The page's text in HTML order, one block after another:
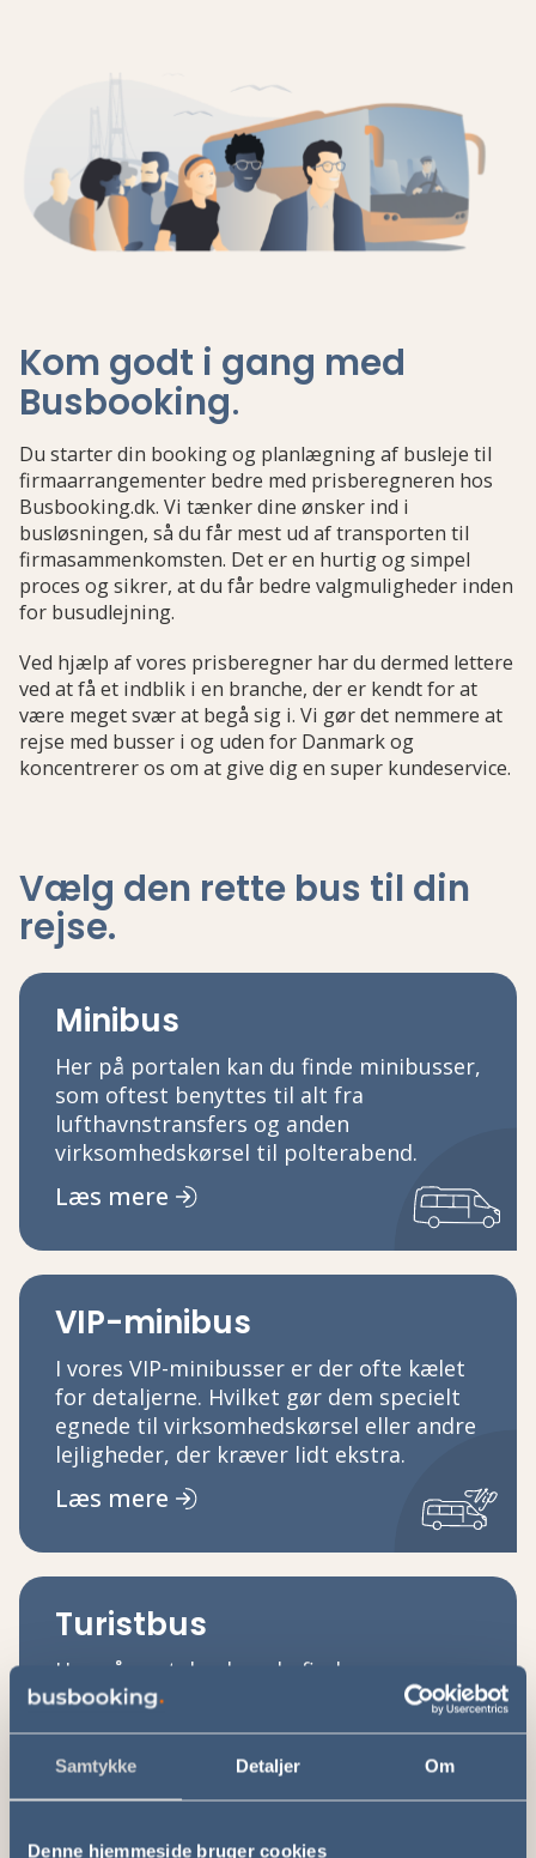
Samtykke Detaljer Om
Denne hjemmeside bruger cookies
Kom godt i gang med
Busbooking.
Du starter din booking og planlægning af busleje til
firmaarrangementer bedre med prisberegneren hos
Busbooking.dk. Vi tænker dine ønsker ind i
busløsningen, så du får mest ud af transporten til
firmasammenkomsten. Det er en hurtig og simpel
proces og sikrer, at du får bedre valgmuligheder inden
for busudlejning.
Ved hjælp af vores prisberegner har du dermed lettere
ved at få et indblik i en branche, der er kendt for at
være meget svær at begå sig i. Vi gør det nemmere at
rejse med busser i og uden for Danmark og
koncentrerer os om at give dig en super kundeservice.
Vælg den rette bus til din
rejse.
Minibus
Her på portalen kan du finde minibusser,
som oftest benyttes til alt fra
lufthavnstransfers og anden
virksomhedskørsel til polterabend.
Læs mere
VIP-minibus
I vores VIP-minibusser er der ofte kælet
for detaljerne. Hvilket gør dem specielt
egnede til virksomhedskørsel eller andre
lejligheder, der kræver lidt ekstra.
Læs mere
Turistbus
Her på portalen kan du finde
turistbusser i mange forskellige
størrelser. Disse benyttes ofte til
firmaevents, sportsarrangementer,
koncerter og diverse kørsel for